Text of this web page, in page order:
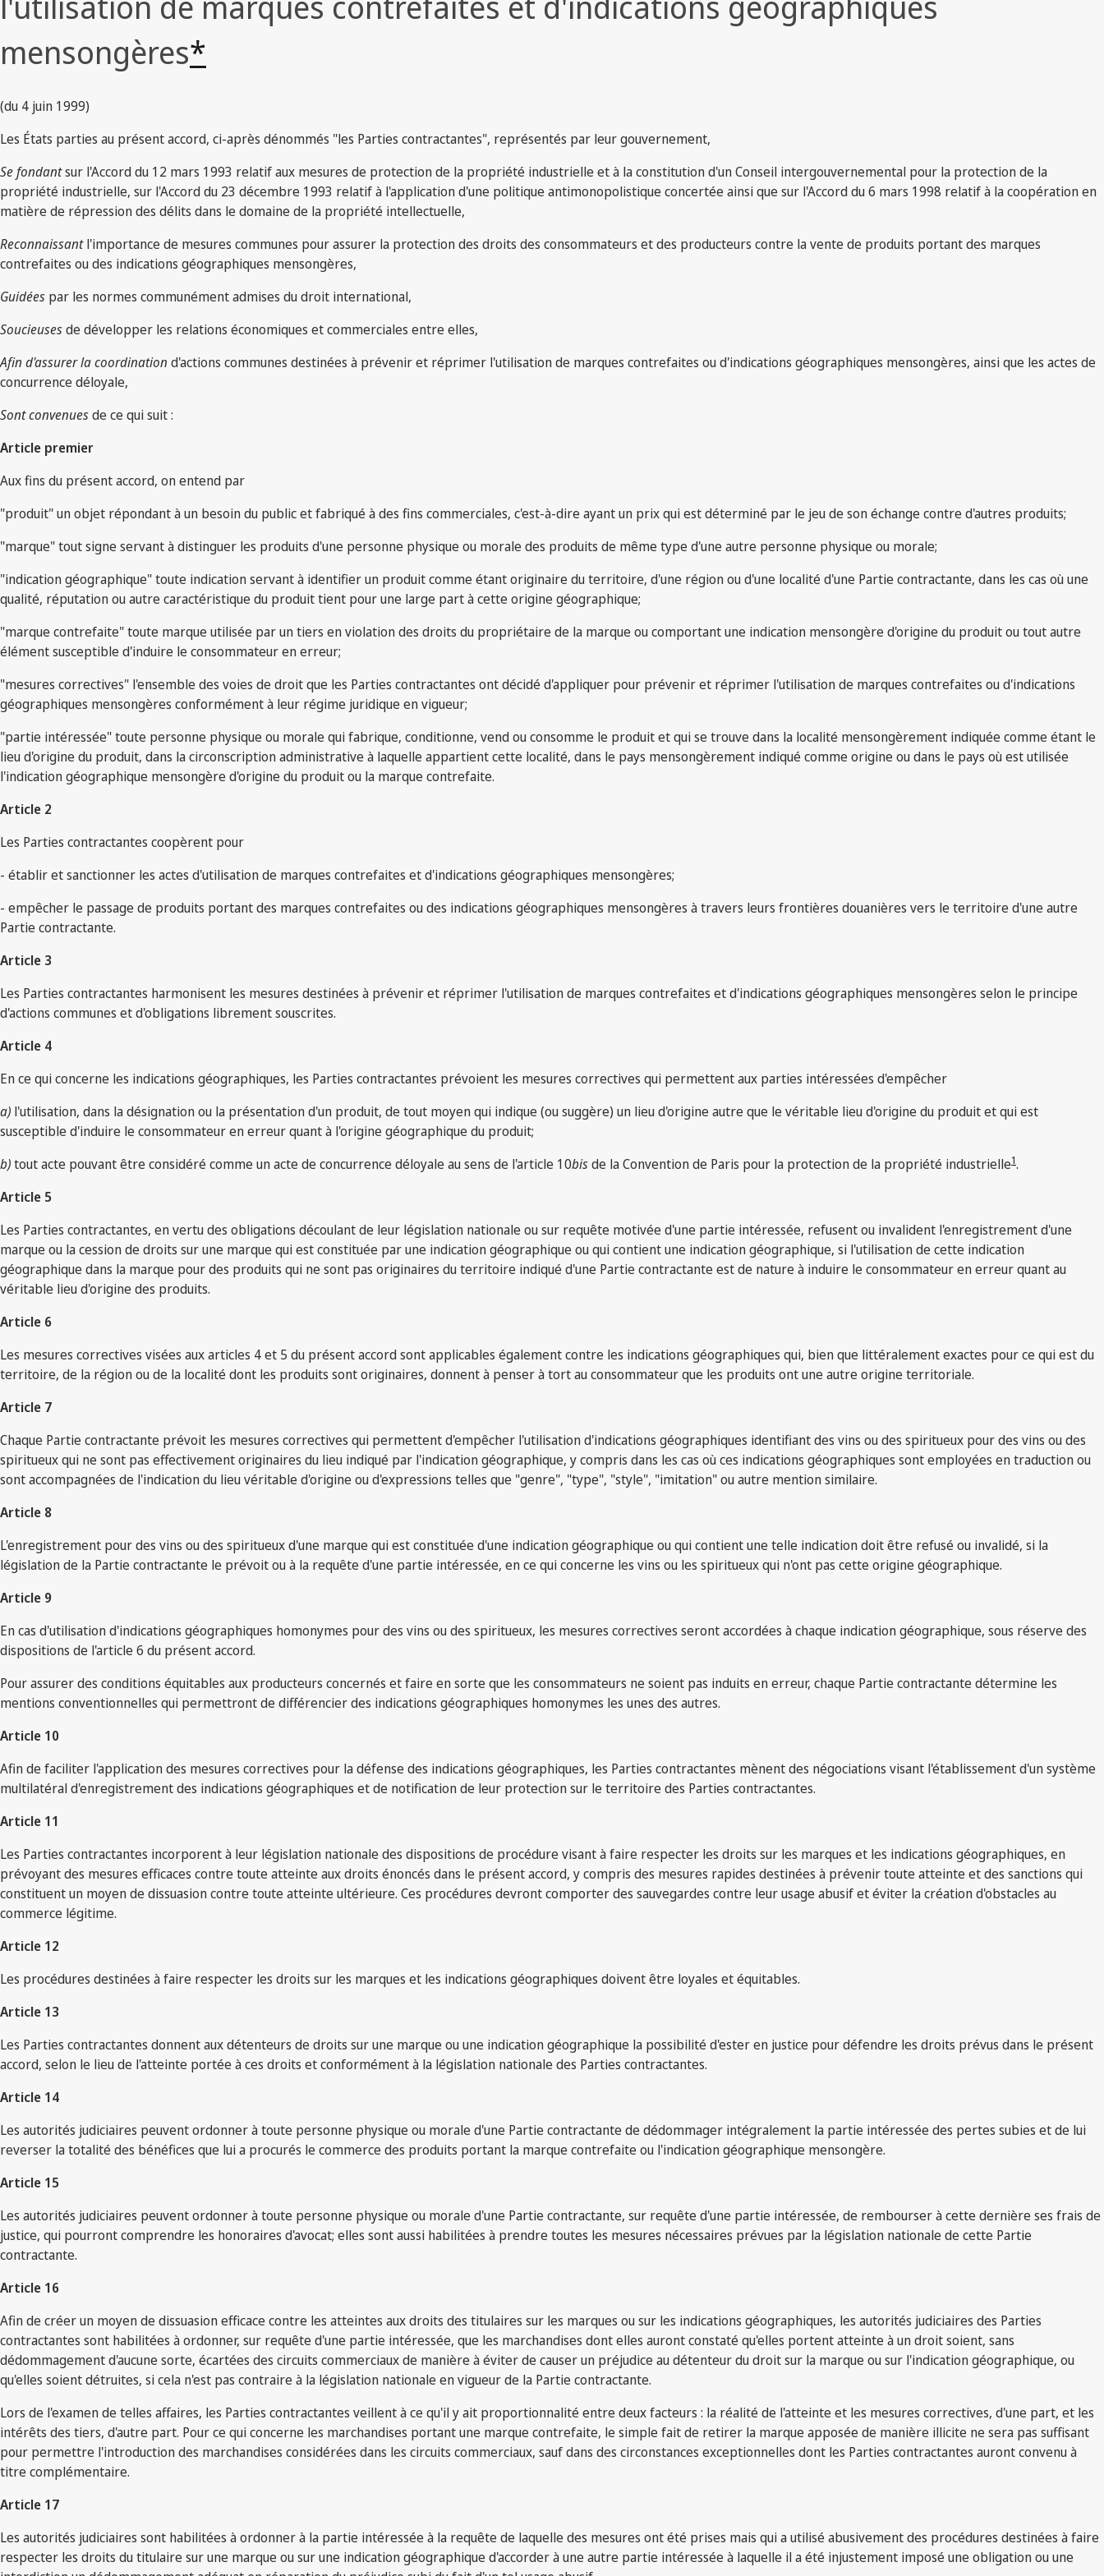
mensongères*
(du 4 juin 1999)
Les États parties au présent accord, ci-après dénommés "les Parties contractantes", représentés par leur gouvernement,
Se fondantsur l'Accord du 12 mars 1993 relatif aux mesures de protection de la propriété industrielle et à la constitution d'un Conseil intergouvernemental pour la protection de la
propriété industrielle, sur l'Accord du 23 décembre 1993 relatif à l'application d'une politique antimonopolistique concertée ainsi que sur l'Accord du 6 mars 1998 relatif à la coopération en
matière de répression des délits dans le domaine de la propriété intellectuelle,
Reconnaissantl'importance de mesures communes pour assurer la protection des droits des consommateurs et des producteurs contre la vente de produits portant des marques
contrefaites ou des indications géographiques mensongères,
Guidées par les normes communément admises du droit international,
Soucieusesde développer les relations économiques et commerciales entre elles,
Afin d'assurer la coordination d'actions communes destinées à prévenir et réprimer l'utilisation de marques contrefaites ou d'indications géographiques mensongères, ainsi que les actes de
concurrence déloyale,
Sont convenuesde ce qui suit :
Article premier
Aux fins du présent accord, on entend par
"produit" un objet répondant à un besoin du public et fabriqué à des fins commerciales, c'est-à-dire ayant un prix qui est déterminé par le jeu de son échange contre d'autres produits;
"marque" tout signe servant à distinguer les produits d'une personne physique ou morale des produits de même type d'une autre personne physique ou morale;
"indication géographique" toute indication servant à identifier un produit comme étant originaire du territoire, d'une région ou d'une localité d'une Partie contractante, dans les cas où une
qualité, réputation ou autre caractéristique du produit tient pour une large part à cette origine géographique;
"marque contrefaite" toute marque utilisée par un tiers en violation des droits du propriétaire de la marque ou comportant une indication mensongère d'origine du produit ou tout autre
élément susceptible d'induire le consommateur en erreur;
"mesures correctives" l'ensemble des voies de droit que les Parties contractantes ont décidé d'appliquer pour prévenir et réprimer l'utilisation de marques contrefaites ou d'indications
géographiques mensongères conformément à leur régime juridique en vigueur;
"partie intéressée" toute personne physique ou morale qui fabrique, conditionne, vend ou consomme le produit et qui se trouve dans la localité mensongèrement indiquée comme étant le
lieu d'origine du produit, dans la circonscription administrative à laquelle appartient cette localité, dans le pays mensongèrement indiqué comme origine ou dans le pays où est utilisée
l'indication géographique mensongère d'origine du produit ou la marque contrefaite.
Article 2
Les Parties contractantes coopèrent pour
- établir et sanctionner les actes d'utilisation de marques contrefaites et d'indications géographiques mensongères;
- empêcher le passage de produits portant des marques contrefaites ou des indications géographiques mensongères à travers leurs frontières douanières vers le territoire d'une autre
Partie contractante.
Article 3
Les Parties contractantes harmonisent les mesures destinées à prévenir et réprimer l'utilisation de marques contrefaites et d'indications géographiques mensongères selon le principe
d'actions communes et d'obligations librement souscrites.
Article 4
En ce qui concerne les indications géographiques, les Parties contractantes prévoient les mesures correctives qui permettent aux parties intéressées d'empêcher
a) l'utilisation, dans la désignation ou la présentation d'un produit, de tout moyen qui indique (ou suggère) un lieu d'origine autre que le véritable lieu d'origine du produit et qui est
susceptible d'induire le consommateur en erreur quant à l'origine géographique du produit;
b)tout acte pouvant être considéré comme un acte de concurrence déloyale au sens de l'article 10bisde la Convention de Paris pour la protection de la propriété industrielle1.
Article 5
Les Parties contractantes, en vertu des obligations découlant de leur législation nationale ou sur requête motivée d'une partie intéressée, refusent ou invalident l'enregistrement d'une
marque ou la cession de droits sur une marque qui est constituée par une indication géographique ou qui contient une indication géographique, si l'utilisation de cette indication
géographique dans la marque pour des produits qui ne sont pas originaires du territoire indiqué d'une Partie contractante est de nature à induire le consommateur en erreur quant au
véritable lieu d'origine des produits.
Article 6
Les mesures correctives visées aux articles 4 et 5 du présent accord sont applicables également contre les indications géographiques qui, bien que littéralement exactes pour ce qui est du
territoire, de la région ou de la localité dont les produits sont originaires, donnent à penser à tort au consommateur que les produits ont une autre origine territoriale.
Article 7
Chaque Partie contractante prévoit les mesures correctives qui permettent d'empêcher l'utilisation d'indications géographiques identifiant des vins ou des spiritueux pour des vins ou des
spiritueux qui ne sont pas effectivement originaires du lieu indiqué par l'indication géographique, y compris dans les cas où ces indications géographiques sont employées en traduction ou
sont accompagnées de l'indication du lieu véritable d'origine ou d'expressions telles que "genre", "type", "style", "imitation" ou autre mention similaire.
Article 8
L'enregistrement pour des vins ou des spiritueux d'une marque qui est constituée d'une indication géographique ou qui contient une telle indication doit être refusé ou invalidé, si la
législation de la Partie contractante le prévoit ou à la requête d'une partie intéressée, en ce qui concerne les vins ou les spiritueux qui n'ont pas cette origine géographique.
Article 9
En cas d'utilisation d'indications géographiques homonymes pour des vins ou des spiritueux, les mesures correctives seront accordées à chaque indication géographique, sous réserve des
dispositions de l'article 6 du présent accord.
Pour assurer des conditions équitables aux producteurs concernés et faire en sorte que les consommateurs ne soient pas induits en erreur, chaque Partie contractante détermine les
mentions conventionnelles qui permettront de différencier des indications géographiques homonymes les unes des autres.
Article 10
Afin de faciliter l'application des mesures correctives pour la défense des indications géographiques, les Parties contractantes mènent des négociations visant l'établissement d'un système
multilatéral d'enregistrement des indications géographiques et de notification de leur protection sur le territoire des Parties contractantes.
Article 11
Les Parties contractantes incorporent à leur législation nationale des dispositions de procédure visant à faire respecter les droits sur les marques et les indications géographiques, en
prévoyant des mesures efficaces contre toute atteinte aux droits énoncés dans le présent accord, y compris des mesures rapides destinées à prévenir toute atteinte et des sanctions qui
constituent un moyen de dissuasion contre toute atteinte ultérieure. Ces procédures devront comporter des sauvegardes contre leur usage abusif et éviter la création d'obstacles au
commerce légitime.
Article 12
Les procédures destinées à faire respecter les droits sur les marques et les indications géographiques doivent être loyales et équitables.
Article 13
Les Parties contractantes donnent aux détenteurs de droits sur une marque ou une indication géographique la possibilité d'ester en justice pour défendre les droits prévus dans le présent
accord, selon le lieu de l'atteinte portée à ces droits et conformément à la législation nationale des Parties contractantes.
Article 14
Les autorités judiciaires peuvent ordonner à toute personne physique ou morale d'une Partie contractante de dédommager intégralement la partie intéressée des pertes subies et de lui
reverser la totalité des bénéfices que lui a procurés le commerce des produits portant la marque contrefaite ou l'indication géographique mensongère.
Article 15
Les autorités judiciaires peuvent ordonner à toute personne physique ou morale d'une Partie contractante, sur requête d'une partie intéressée, de rembourser à cette dernière ses frais de
justice, qui pourront comprendre les honoraires d'avocat; elles sont aussi habilitées à prendre toutes les mesures nécessaires prévues par la législation nationale de cette Partie
contractante.
Article 16
Afin de créer un moyen de dissuasion efficace contre les atteintes aux droits des titulaires sur les marques ou sur les indications géographiques, les autorités judiciaires des Parties
contractantes sont habilitées à ordonner, sur requête d'une partie intéressée, que les marchandises dont elles auront constaté qu'elles portent atteinte à un droit soient, sans
dédommagement d'aucune sorte, écartées des circuits commerciaux de manière à éviter de causer un préjudice au détenteur du droit sur la marque ou sur l'indication géographique, ou
qu'elles soient détruites, si cela n'est pas contraire à la législation nationale en vigueur de la Partie contractante.
Lors de l'examen de telles affaires, les Parties contractantes veillent à ce qu'il y ait proportionnalité entre deux facteurs : la réalité de l'atteinte et les mesures correctives, d'une part, et les
intérêts des tiers, d'autre part. Pour ce qui concerne les marchandises portant une marque contrefaite, le simple fait de retirer la marque apposée de manière illicite ne sera pas suffisant
pour permettre l'introduction des marchandises considérées dans les circuits commerciaux, sauf dans des circonstances exceptionnelles dont les Parties contractantes auront convenu à
titre complémentaire.
Article 17
Les autorités judiciaires sont habilitées à ordonner à la partie intéressée à la requête de laquelle des mesures ont été prises mais qui a utilisé abusivement des procédures destinées à faire
respecter les droits du titulaire sur une marque ou sur une indication géographique d'accorder à une autre partie intéressée à laquelle il a été injustement imposé une obligation ou une